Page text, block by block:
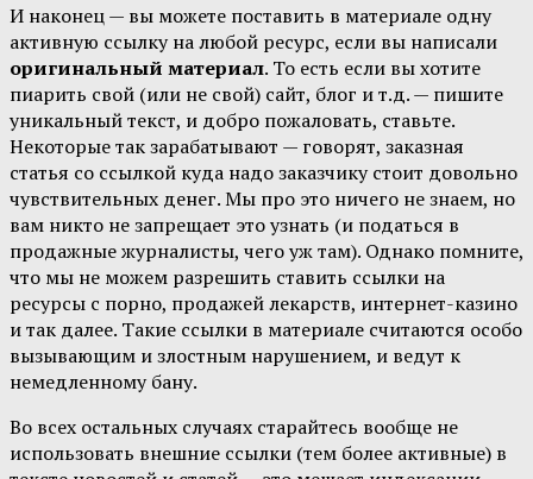
И наконец — вы можете поставить в материале одну
активную ссылку на любой ресурс, если вы написали
оригинальный материал. То есть если вы хотите
пиарить свой (или не свой) сайт, блог и т.д. — пишите
уникальный текст, и добро пожаловать, ставьте.
Некоторые так зарабатывают — говорят, заказная
статья со ссылкой куда надо заказчику стоит довольно
чувствительных денег. Мы про это ничего не знаем, но
вам никто не запрещает это узнать (и податься в
продажные журналисты, чего уж там). Однако помните,
что мы не можем разрешить ставить ссылки на
ресурсы с порно, продажей лекарств, интернет-казино
и так далее. Такие ссылки в материале считаются особо
вызывающим и злостным нарушением, и ведут к
немедленному бану.
Во всех остальных случаях старайтесь вообще не
использовать внешние ссылки (тем более активные) в